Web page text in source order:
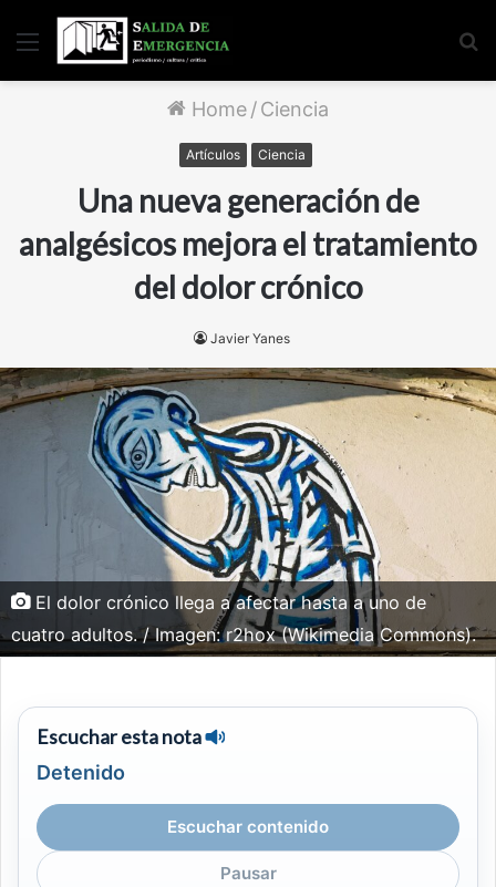
Menu
Home/Ciencia
Artículos Ciencia
Una nueva generación de
analgésicos mejora el tratamiento
del dolor crónico
Javier Yanes
El dolor crónico llega a afectar hasta a uno de
cuatro adultos. / Imagen: r2hox (Wikimedia Commons).
Escuchar esta nota
Detenido
Escuchar contenido
Pausar